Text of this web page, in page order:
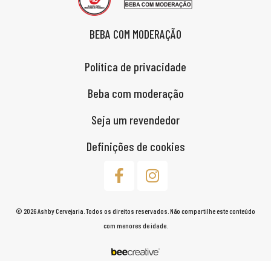
BEBA COM MODERAÇÃO
Política de privacidade
Beba com moderação
Seja um revendedor
Definições de cookies
© 2026 Ashby Cervejaria. Todos os direitos reservados. Não compartilhe este conteúdo
com menores de idade.